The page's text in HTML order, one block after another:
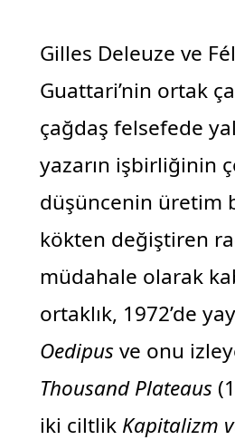
Gilles Deleuze ve
Guattari’nin ortak
çağdaş felsefede
yazarın işbirliğinin
düşüncenin üretim
kökten değiştiren
müdahale olarak
ortaklık, 1972’de
Oedipus ve onu
Thousand Plateaus
iki ciltlik Kapitalizm